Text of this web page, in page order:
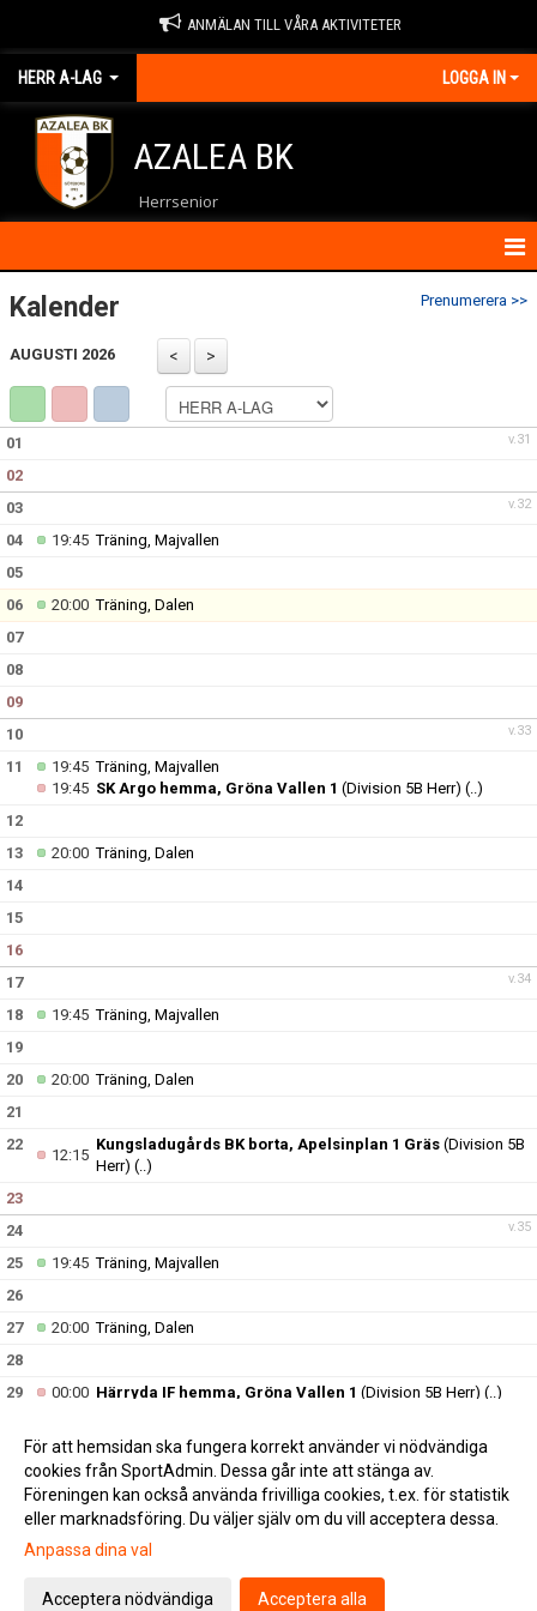
ANMÄLAN TILL VÅRA AKTIVITETER
HERR A-LAG LOGGA IN
AZALEA BK
Herrsenior
HEM
NYHETER
MATCHER
TRUPPEN
Prenumerera >>
Kalender
AUGUSTI 2026
v.31
01
02
v.32
03
04
19:45Träning, Majvallen
05
06
20:00Träning, Dalen
07
08
09
v.33
10
11
19:45Träning, Majvallen
19:45 SK Argo hemma, Gröna Vallen 1 (Division 5B Herr) (..)
12
13
20:00Träning, Dalen
14
15
16
v.34
17
18
19:45Träning, Majvallen
19
20
20:00Träning, Dalen
21
22
12:15
Kungsladugårds BK borta, Apelsinplan 1 Gräs (Division 5B
Herr) (..)
23
v.35
24
25
19:45Träning, Majvallen
26
27
20:00Träning, Dalen
28
29
00:00 Härryda IF hemma, Gröna Vallen 1 (Division 5B Herr) (..)
Gå till Webbversion
För att hemsidan ska fungera korrekt använder vi nödvändiga
cookies från SportAdmin. Dessa går inte att stänga av.
Föreningen kan också använda frivilliga cookies, t.ex. för statistik
eller marknadsföring. Du väljer själv om du vill acceptera dessa.
Anpassa dina val
Acceptera nödvändiga Acceptera alla